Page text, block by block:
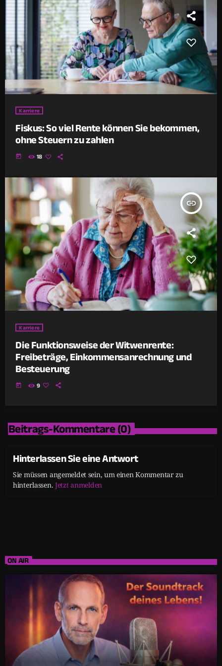
Karriere
Fiskus: So viel Rente können Sie bekommen,
ohne Steuern zu zahlen
today 18
insert_link
Karriere
Die Funktionsweise der Witwenrente:
Freibeträge, Einkommensanrechnung und
Besteuerung
today 9
Beitrags-Kommentare (0)
Hinterlassen Sie eine Antwort
Sie müssen angemeldet sein, um einen Kommentar zu
hinterlassen. Jetzt anmelden
ON AIR